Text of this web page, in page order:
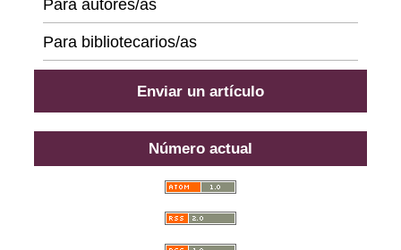
Para autores/as
Para bibliotecarios/as
Enviar un artículo
Número actual